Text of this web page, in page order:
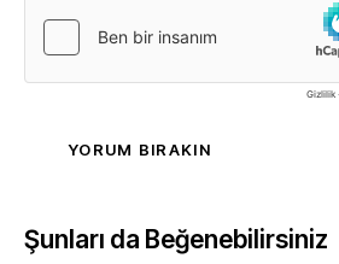
Şunları da Beğenebilirsiniz